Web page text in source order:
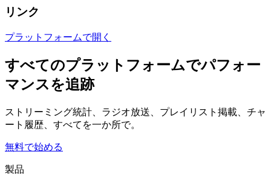
リンク
プラットフォームで開く
すべてのプラットフォームでパフォー
マンスを追跡
ストリーミング統計、ラジオ放送、プレイリスト掲載、チャ
ート履歴、すべてを一か所で。
無料で始める
製品